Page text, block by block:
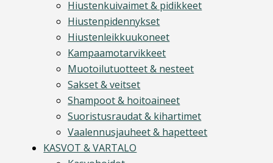
Hiustenkuivaimet & pidikkeet
Hiustenpidennykset
Hiustenleikkuukoneet
Kampaamotarvikkeet
Muotoilutuotteet & nesteet
Sakset & veitset
Shampoot & hoitoaineet
Suoristusraudat & kihartimet
Vaalennusjauheet & hapetteet
KASVOT & VARTALO